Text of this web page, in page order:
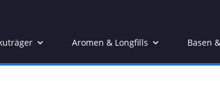
Aromen & Longfills Basen